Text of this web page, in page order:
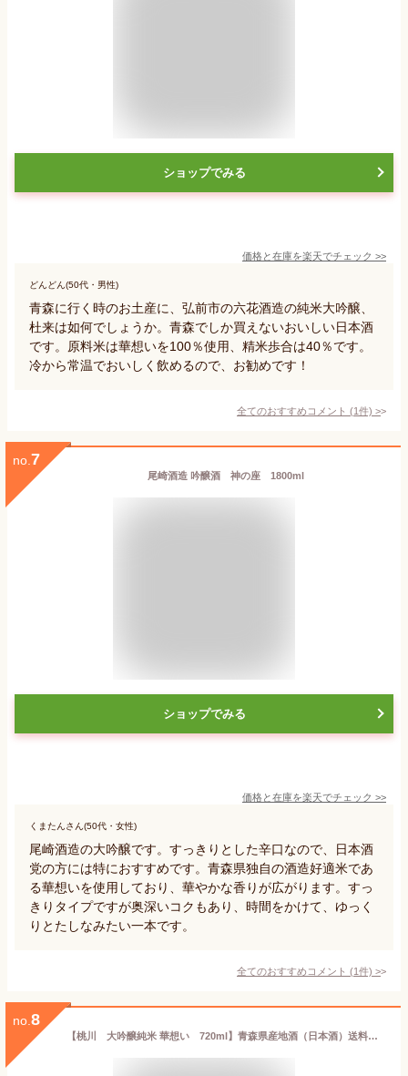
ショップでみる
価格と在庫を楽天でチェック >>
どんどん(50代・男性)
青森に行く時のお土産に、弘前市の六花酒造の純米大吟醸、
杜来は如何でしょうか。青森でしか買えないおいしい日本酒
です。原料米は華想いを100％使用、精米歩合は40％です。
冷から常温でおいしく飲めるので、お勧めです！
全てのおすすめコメント (1件) >
no. 7
尾崎酒造 吟醸酒 神の座 1800ml
ショップでみる
価格と在庫を楽天でチェック >>
くまたんさん(50代・女性)
尾崎酒造の大吟醸です。すっきりとした辛口なので、日本酒
党の方には特におすすめです。青森県独自の酒造好適米であ
る華想いを使用しており、華やかな香りが広がります。すっ
きりタイプですが奥深いコクもあり、時間をかけて、ゆっく
りとたしなみたい一本です。
全てのおすすめコメント (1件) >
no. 8
【桃川 大吟醸純米 華想い 720ml】青森県産地酒（日本酒）送料込み・産地直送 青森